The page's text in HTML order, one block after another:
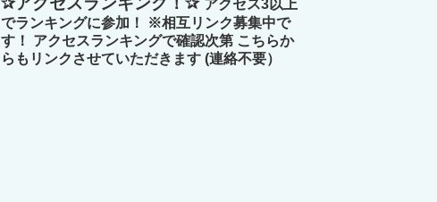
アクセス3以上
でランキングに参加！ ※相互リンク募集中で
す！ アクセスランキングで確認次第 こちらか
らもリンクさせていただきます (連絡不要）